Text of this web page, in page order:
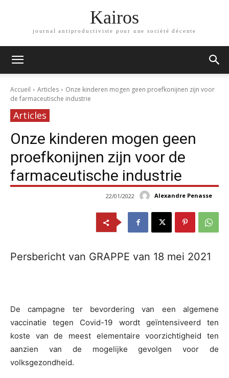
Kairos
journal antiproductiviste pour une société décente
Accueil Articles
Onze kinderen mogen geen proefkonijnen zijn voor
de farmaceutische industrie
Articles
Onze kinderen mogen geen
proefkonijnen zijn voor de
farmaceutische industrie
Alexandre Penasse
22/01/2022
Persbericht van GRAPPE van 18 mei 2021
De campagne ter bevordering van een algemene
vaccinatie tegen Covid-19 wordt geïntensiveerd ten
koste van de meest elementaire voorzichtigheid ten
aanzien van de mogelijke gevolgen voor de
volksgezondheid.